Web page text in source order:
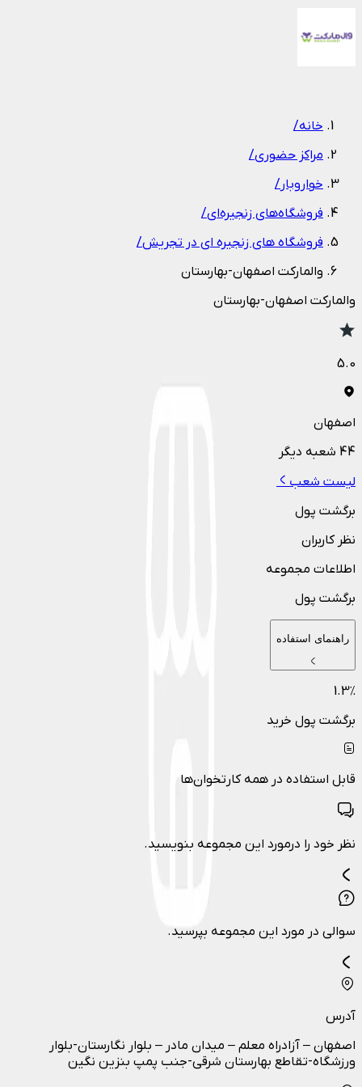
خانه/
مراکز حضوری/
خواروبار/
فروشگاه‌های زنجیره‌ای/
فروشگاه های زنجیره ای در تجریش/
والمارکت اصفهان-بهارستان
والمارکت اصفهان-بهارستان
5.0
اصفهان
44 شعبه دیگر
لیست شعب
برگشت پول
نظر کاربران
اطلاعات مجموعه
برگشت پول
راهنمای استفاده
1.3٪
برگشت پول خرید
قابل استفاده در همه کارتخوان‌ها
نظر خود را درمورد این مجموعه بنویسید.
سوالی در مورد این مجموعه بپرسید.
آدرس
اصفهان – آزادراه معلم – میدان مادر – بلوار نگارستان-بلوار
ورزشگاه-تقاطع بهارستان شرقی-جنب پمپ بنزین نگین